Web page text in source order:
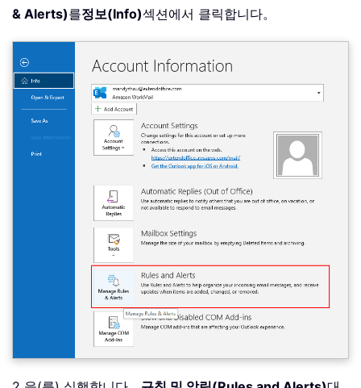
& Alerts)를정보(Info)섹션에서 클릭합니다。